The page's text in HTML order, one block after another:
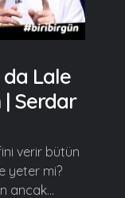
Lale
| Serdar
verir bütün
yeter mi?
ancak...